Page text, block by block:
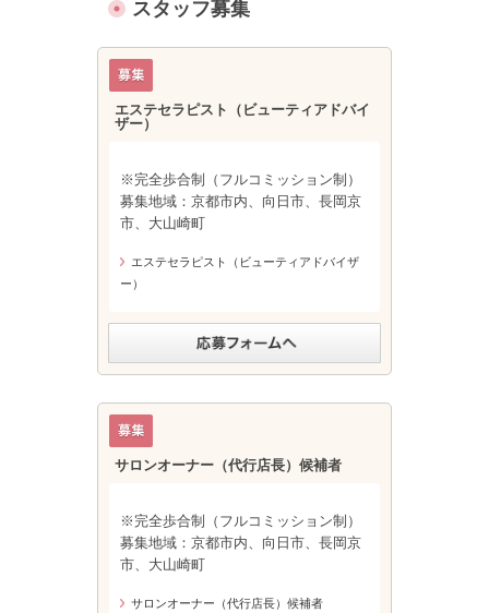
スタッフ募集
エステセラピスト（ビューティアドバイ
ザー）
※完全歩合制（フルコミッション制）
募集地域：京都市内、向日市、長岡京
市、大山崎町
エステセラピスト（ビューティアドバイザ
ー）
サロンオーナー（代行店長）候補者
※完全歩合制（フルコミッション制）
募集地域：京都市内、向日市、長岡京
市、大山崎町
サロンオーナー（代行店長）候補者